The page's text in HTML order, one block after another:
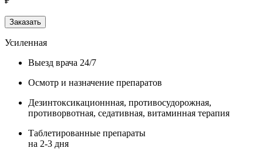
Заказать
Усиленная
Выезд врача 24/7
Осмотр и назначение препаратов
Дезинтоксикационнная, противосудорожная,
противорвотная, седативная, витаминная терапия
Таблетированные препараты
на 2-3 дня